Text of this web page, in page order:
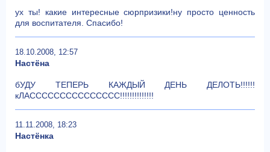
ух ты! какие интересные сюрпризики!ну просто ценность
для воспитателя. Спасибо!
18.10.2008, 12:57
Настёна
бУДУ ТЕПЕРЬ КАЖДЫЙ ДЕНЬ ДЕЛОТЬ!!!!!!
кЛАССССССССССССССС!!!!!!!!!!!!!!
11.11.2008, 18:23
Настёнка